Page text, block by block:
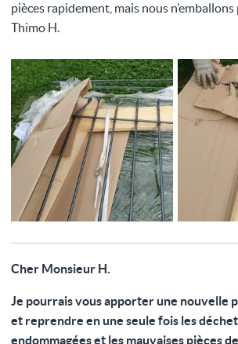
pièces rapidement, mais nous n’emballons
Thimo H.
Cher Monsieur H.
Je pourrais vous apporter une nouvelle
et reprendre en une seule fois les
endommagées et les mauvaises pièces